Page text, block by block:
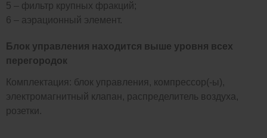
5 – фильтр крупных фракций;
6 – аэрационный элемент.
Блок управления находится выше уровня всех
перегородок
Комплектация: блок управления, компрессор(-ы),
электромагнитный клапан, распределитель воздуха,
розетки.